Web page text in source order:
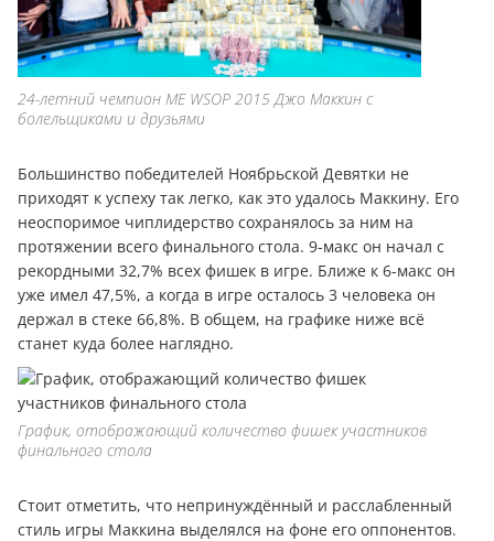
24-летний чемпион ME WSOP 2015 Джо Маккин с
болельщиками и друзьями
Большинство победителей Ноябрьской Девятки не
приходят к успеху так легко, как это удалось Маккину. Его
неоспоримое чиплидерство сохранялось за ним на
протяжении всего финального стола. 9-макс он начал с
рекордными 32,7% всех фишек в игре. Ближе к 6-макс он
уже имел 47,5%, а когда в игре осталось 3 человека он
держал в стеке 66,8%. В общем, на графике ниже всё
станет куда более наглядно.
График, отображающий количество фишек участников
финального стола
Стоит отметить, что непринуждённый и расслабленный
стиль игры Маккина выделялся на фоне его оппонентов.